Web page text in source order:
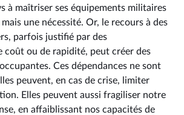
à maîtriser ses équipements militaires
mais une nécessité. Or, le recours à des
parfois justifié par des
coût ou de rapidité, peut créer des
Ces dépendances ne sont
peuvent, en cas de crise, limiter
Elles peuvent aussi fragiliser notre
en affaiblissant nos capacités de